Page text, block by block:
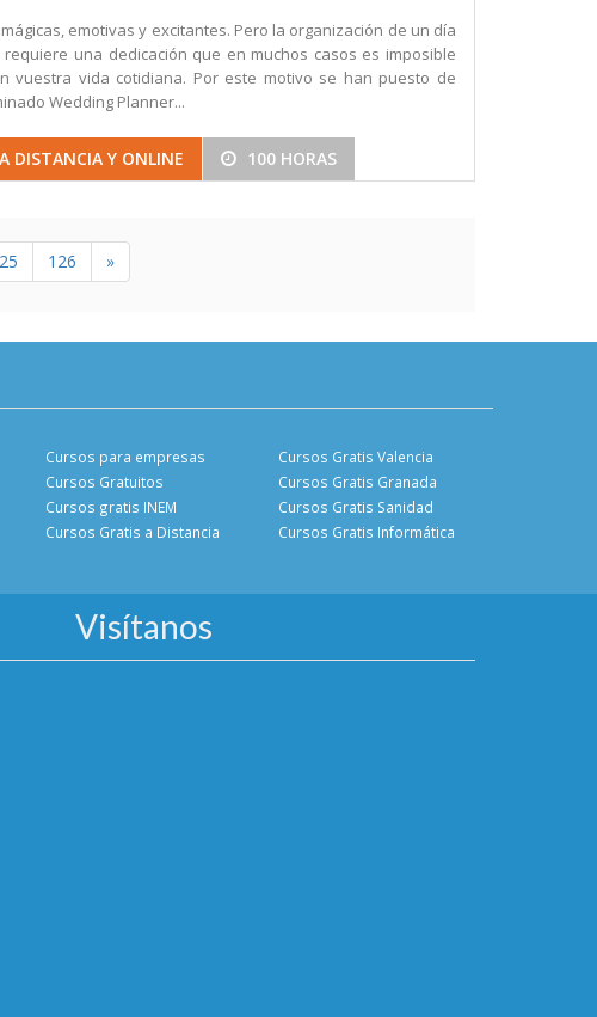
emotivas y excitantes. Pero la organización de un día
una dedicación que en muchos casos es imposible
vuestra vida cotidiana. Por este motivo se han puesto de
Wedding Planner...
DISTANCIA Y ONLINE 100 HORAS
126 »
Cursos para empresas
Cursos Gratuitos
Cursos gratis INEM
Cursos Gratis a Distancia
Cursos Gratis Valencia
Cursos Gratis Granada
Cursos Gratis Sanidad
Cursos Gratis Informática
Visítanos